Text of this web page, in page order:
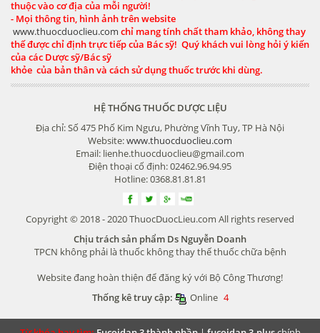
thuộc vào cơ địa của mỗi người!
- Mọi thông tin, hình ảnh trên website
www.thuocduoclieu.com chỉ mang tính chất tham khảo, không thay
thế được chỉ định trực tiếp của Bác sỹ! Quý khách vui lòng hỏi ý kiến
của các Dược sỹ/Bác sỹ
khỏe của bản thân và cách sử dụng thuốc trước khi dùng.
HỆ THỐNG THUỐC DƯỢC LIỆU
Địa chỉ: Số 475 Phố Kim Ngưu, Phường Vĩnh Tuy, TP Hà Nội
Website:www.thuocduoclieu.com
Email: lienhe.thuocduoclieu@gmail.com
Điện thoại cố định: 02462.96.94.95
Hotline: 0368.81.81.81
Copyright © 2018 - 2020 ThuocDuocLieu.com All rights reserved
Chịu trách sản phẩm Ds Nguyễn Doanh
TPCN không phải là thuốc không thay thế thuốc chữa bệnh
Website đang hoàn thiện để đăng ký với Bộ Công Thương!
Thống kê truy cập:
Online 4